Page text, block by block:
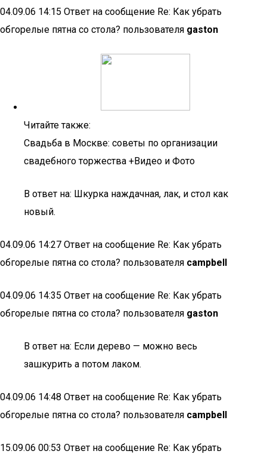
04.09.06 14:15 Ответ на сообщение Re: Как убрать
обгорелые пятна со стола? пользователя gaston
Читайте также:
Свадьба в Москве: советы по организации
свадебного торжества +Видео и Фото
В ответ на: Шкурка наждачная, лак, и стол как
новый.
04.09.06 14:27 Ответ на сообщение Re: Как убрать
обгорелые пятна со стола? пользователя campbell
04.09.06 14:35 Ответ на сообщение Re: Как убрать
обгорелые пятна со стола? пользователя gaston
В ответ на: Если дерево — можно весь
зашкурить а потом лаком.
04.09.06 14:48 Ответ на сообщение Re: Как убрать
обгорелые пятна со стола? пользователя campbell
15.09.06 00:53 Ответ на сообщение Re: Как убрать